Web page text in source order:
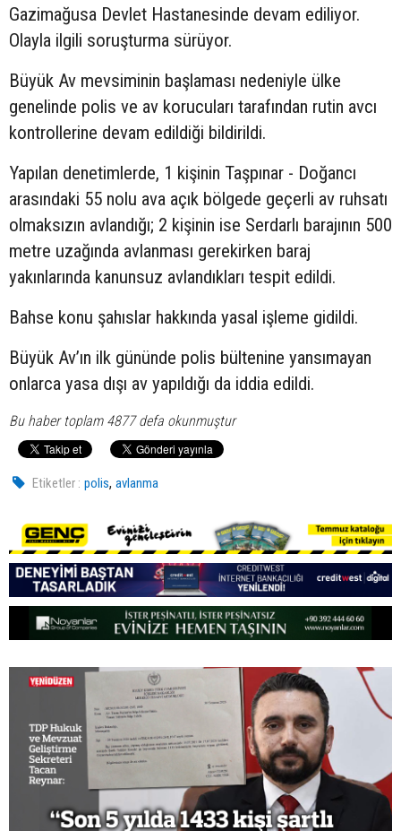
Gazimağusa Devlet Hastanesinde devam ediliyor.
Olayla ilgili soruşturma sürüyor.
Büyük Av mevsiminin başlaması nedeniyle ülke
genelinde polis ve av korucuları tarafından rutin avcı
kontrollerine devam edildiği bildirildi.
Yapılan denetimlerde, 1 kişinin Taşpınar - Doğancı
arasındaki 55 nolu ava açık bölgede geçerli av ruhsatı
olmaksızın avlandığı; 2 kişinin ise Serdarlı barajının 500
metre uzağında avlanması gerekirken baraj
yakınlarında kanunsuz avlandıkları tespit edildi.
Bahse konu şahıslar hakkında yasal işleme gidildi.
Büyük Av’ın ilk gününde polis bültenine yansımayan
onlarca yasa dışı av yapıldığı da iddia edildi.
Bu haber toplam 4877 defa okunmuştur
Etiketler : polis,avlanma